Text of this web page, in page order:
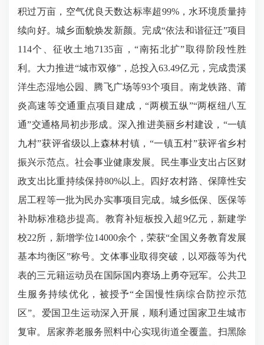
积过万亩，空气优良天数达标率超99%，水环境质量持
续向好。城乡面貌焕发新颜。完成“依法和谐征迁”项目
114个、征收土地7135亩，“南拓北扩”取得阶段性胜
利。大力推进“城市双修”，总投入63.49亿元，完成贵溪
洋生态湿地公园、腾飞广场等93个项目。南龙铁路、莆
炎高速等交通重点项目建成，“两横五纵”“两枢纽八互
通”交通格局初步形成。深入推进美丽乡村建设，“一镇
九村”获评省级以上森林村镇，“一镇五村”获评省乡村
振兴示范点。社会事业健康发展。民生事业支出占区财
政支出比重持续保持80%以上。四好农村路、保障性安
居工程等一批为民办实事项目完成。城乡低保、医保等
补助标准稳步提高。教育补短板投入超9亿元，新建学
校22所，新增学位14000余个，荣获“全国义务教育发展
基本均衡区”称号。文体事业取得突破，以邓薇等为代
表的三元籍运动员在国际国内赛场上勇夺冠军。公共卫
生服务持续优化，被授予“全国慢性病综合防控示范
区”。爱国卫生运动深入开展，顺利通过国家卫生城市
复审。居家养老服务照料中心实现街道全覆盖。扫黑除